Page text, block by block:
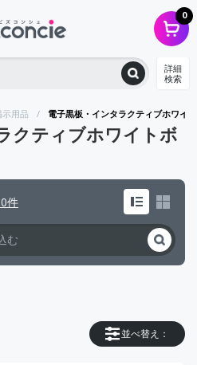
0
詳細
検索
示用品 電子黒板・インタラクティブホワイ
クティブホワイトボ
件
並べ替え：